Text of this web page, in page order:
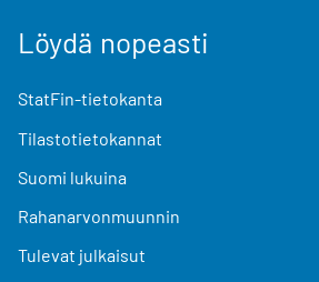
Löydä nopeasti
StatFin-tietokanta
Tilastotietokannat
Suomi lukuina
Rahanarvonmuunnin
Tulevat julkaisut